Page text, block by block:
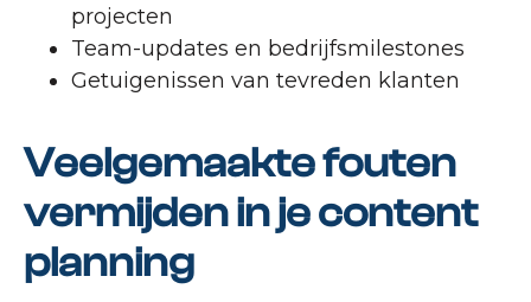
projecten
Team-updates en bedrijfsmilestones
Getuigenissen van tevreden klanten
Veelgemaakte fouten
vermijden in je content
planning